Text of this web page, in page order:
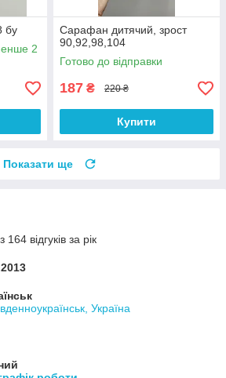
бу
2
Сарафан дитячий, зрост
90,92,98,104
Готово до відправки
187 ₴ 220 ₴
Купити
Показати ще
відгуків за рік
Україна